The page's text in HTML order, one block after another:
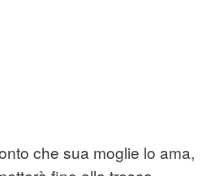
che sua moglie lo ama,